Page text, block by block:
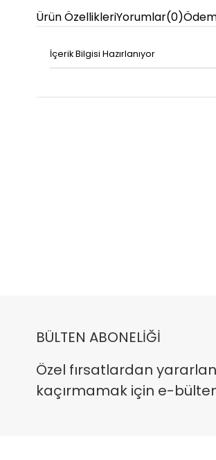
Ürün ÖzellikleriYorumlar(0)
İçerik Bilgisi Hazırlanıyor
BÜLTEN ABONELİĞİ
Özel fırsatlardan
kaçırmamak için e-